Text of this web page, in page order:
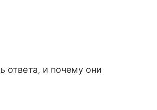
ответа, и почему они